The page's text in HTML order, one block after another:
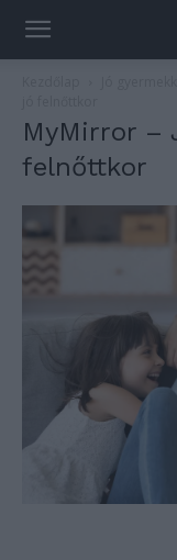
MyMirror –
felnőttkor